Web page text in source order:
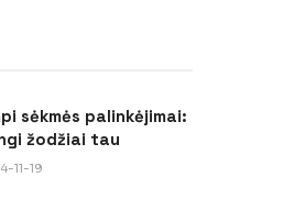
sėkmės palinkėjimai:
žodžiai tau
11-19